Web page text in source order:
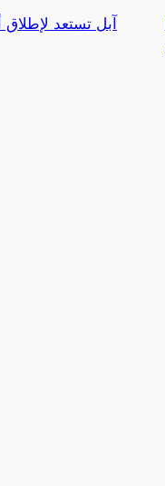
آبل تستعد